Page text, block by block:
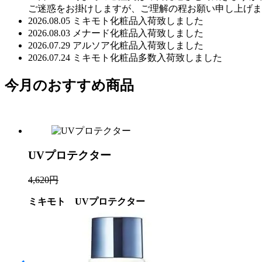
ご迷惑をお掛けしますが、ご理解の程お願い申し上げ
2026.08.05 ミキモト化粧品入荷致しました
2026.08.03 メナード化粧品入荷致しました
2026.07.29 アルソア化粧品入荷致しました
2026.07.24 ミキモト化粧品多数入荷致しました
今月のおすすめ商品
UVプロテクター
4,620円
ミキモト UVプロテクター